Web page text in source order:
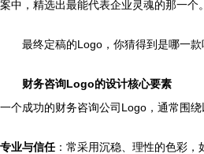
案中，精选出最能代表企业灵魂的那一个。
最终定稿的Logo，你猜得到是哪一款
财务咨询Logo的设计核心要素
一个成功的财务咨询公司Logo，通常围绕
专业与信任：常采用沉稳、理性的色彩，